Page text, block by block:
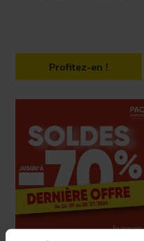
Profitez-en !